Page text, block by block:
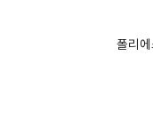
폴리